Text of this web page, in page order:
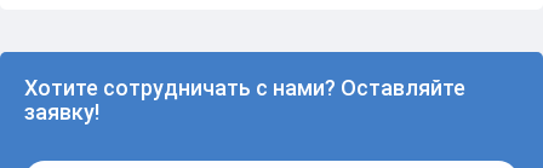
Хотите сотрудничать с нами? Оставляйте
заявку!